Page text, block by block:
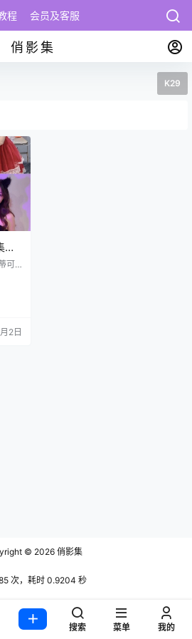
程 会员及客服
俏影集
K29
下
可
IP
基
人品
2日
© 2026 俏影集
次，耗时 0.9204 秒
搜索 菜单 我的